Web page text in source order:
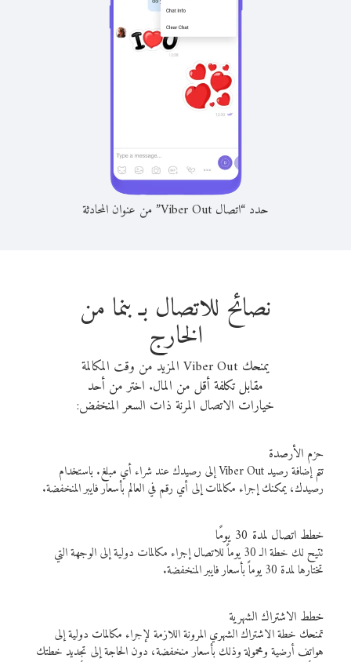
حدد “اتصال Viber Out” من عنوان المحادثة
نصائح للاتصال بـ بنما من
الخارج
يمنحك Viber Out المزيد من وقت المكالمة
مقابل تكلفة أقل من المال. اختر من أحد
خيارات الاتصال المرنة ذات السعر المنخفض:
حزم الأرصدة
تتم إضافة رصيد Viber Out إلى رصيدك عند شراء أي مبلغ. باستخدام
رصيدك، يمكنك إجراء مكالمات إلى أي رقم في العالم بأسعار فايبر المنخفضة.
خطط اتصال لمدة 30 يومًا
تتيح لك خطة الـ 30 يوماً للاتصال إجراء مكالمات دولية إلى الوجهة التي
تختارها لمدة 30 يوماً بأسعار فايبر المنخفضة.
خطط الاشتراك الشهرية
تمنحك خطة الاشتراك الشهري المرونة اللازمة لإجراء مكالمات دولية إلى
هواتف أرضية ومحمولة وذلك بأسعار منخفضة، دون الحاجة إلى تجديد خطتك